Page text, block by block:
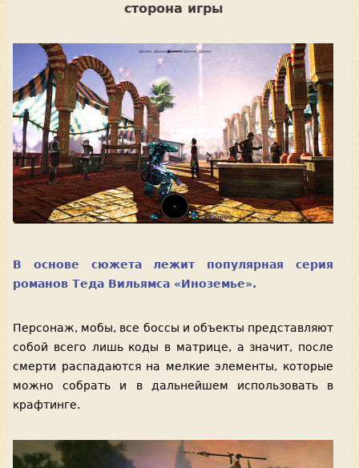
сторона игры
В основе сюжета лежит популярная серия
романов Теда Вильямса «Иноземье».
Персонаж, мобы, все боссы и объекты представляют
собой всего лишь коды в матрице, а значит, после
смерти распадаются на мелкие элементы, которые
можно собрать и в дальнейшем использовать в
крафтинге.